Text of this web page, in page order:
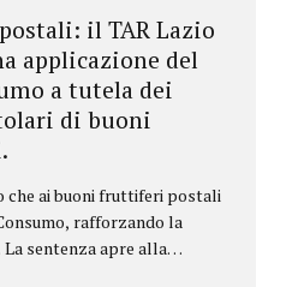
il TAR Lazio
applicazione del
a tutela dei
di buoni
che ai buoni fruttiferi postali
rafforzando la
sentenza apre alla